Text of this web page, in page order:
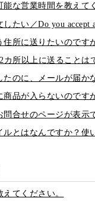
能な営業時間を教えて
たい／Do you accept
住所に送りたいのです
カ所以上に送ることは
たのに、メールが届か
商品が入らないのです
問合せのページが表示
ルとはなんですか？使
てください。